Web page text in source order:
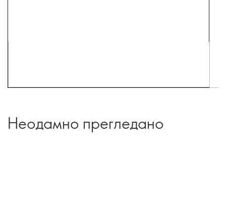
Неодамно прегледано